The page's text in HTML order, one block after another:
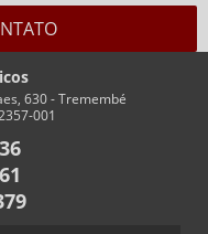
630 - Tremembé
001